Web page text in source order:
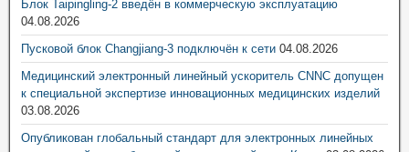
Блок Taipingling-2 введён в коммерческую эксплуатацию
04.08.2026
Пусковой блок Changjiang-3 подключён к сети 04.08.2026
Медицинский электронный линейный ускоритель CNNC допущен
к специальной экспертизе инновационных медицинских изделий
03.08.2026
Опубликован глобальный стандарт для электронных линейных